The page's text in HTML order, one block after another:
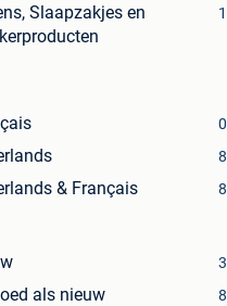
Slaapzakjes en
1
0
8
& Français 8
3
als nieuw 8